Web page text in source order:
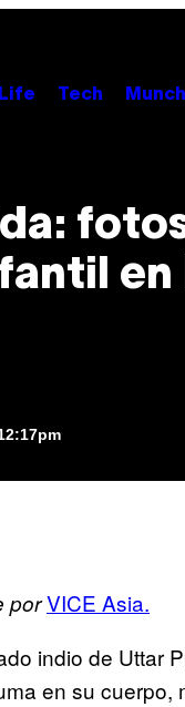
Life Tech
en
porVICE Asia.
indio de Uttar
en su